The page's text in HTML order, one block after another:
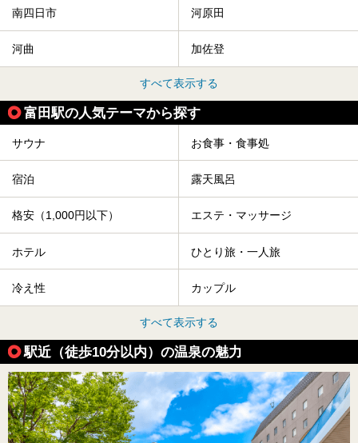
南四日市 河原田
河曲 加佐登
すべて表示する
富田駅の人気テーマから探す
サウナ お食事・食事処
宿泊 露天風呂
格安（1,000円以下） エステ・マッサージ
ホテル ひとり旅・一人旅
冷え性 カップル
すべて表示する
駅近（徒歩10分以内）の温泉の魅力